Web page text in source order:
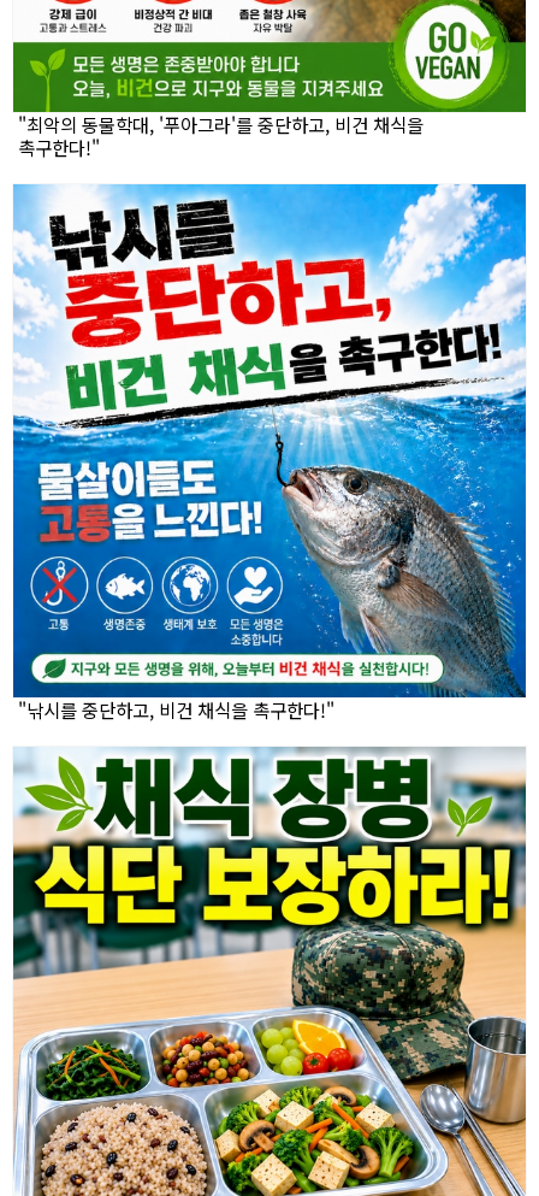
"최악의 동물학대, '푸아그라'를 중단하고, 비건 채식을
촉구한다!"
"낚시를 중단하고, 비건 채식을 촉구한다!"